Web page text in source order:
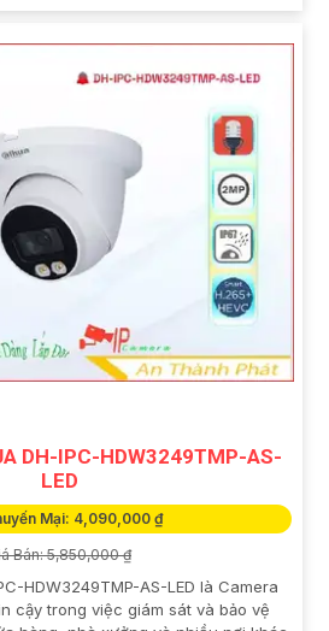
DH-IPC-HDW3249TMP-AS-
LED
Mại: 4,090,000 ₫
Bán: 5,850,000 ₫
HDW3249TMP-AS-LED là Camera
cậy trong việc giám sát và bảo vệ